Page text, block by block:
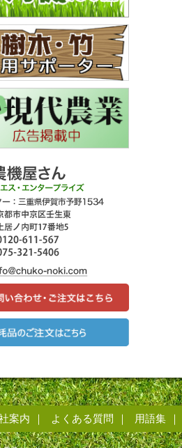
案内 よくある質問 用語集